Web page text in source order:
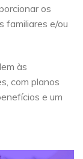
os
familiares e/ou
às
com planos
e um